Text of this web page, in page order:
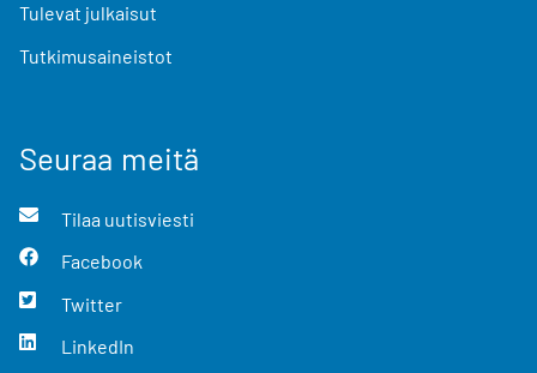
Tulevat julkaisut
Tutkimusaineistot
Seuraa meitä
Tilaa uutisviesti
Facebook
Twitter
LinkedIn